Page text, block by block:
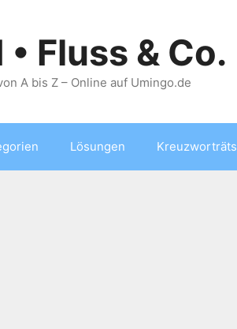
Fluss & Co.
A bis Z – Online auf Umingo.de
Lösungen